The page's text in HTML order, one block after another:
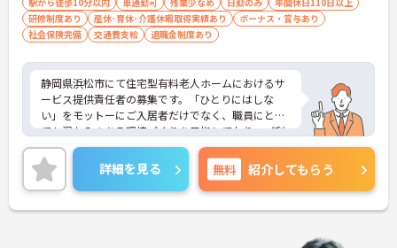
研修制度あり
産休･育休･介護休暇取得実績あり
ボーナス・賞与あり
社会保険完備
交通費支給 退職金制度あり
静岡県浜松市にて住宅型有料老人ホームにおけるサ
ービス提供責任者の募集です。「ひとりにはしな
い」をモットーにご入居者だけでなく、職員にとっ
ても温かみのある環境づくりを目指しており、ご利
用者一人ひとりに寄り添ってサービスを提供してい
ただける方を募集しています。サービス提供責任者
の経験がなくスタートされた方も多数いらっしゃい
ます。
ご興味のある方には、面接対策ポイントなど、さら
詳細を見る 無料 紹介してもらう